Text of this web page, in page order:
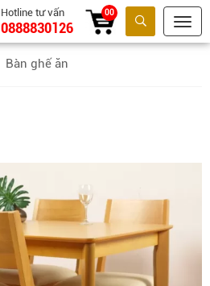
Tìm kiếm
Hotline tư vấn
0888830126
00
Bàn ghế ăn